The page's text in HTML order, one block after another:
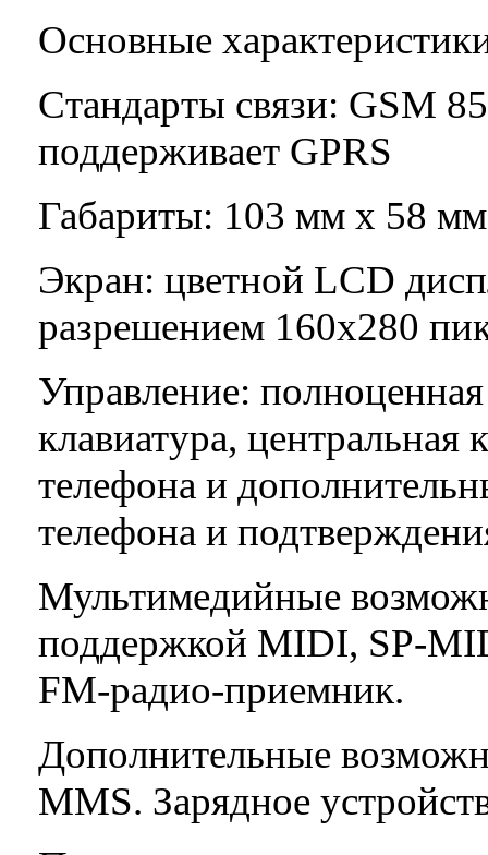
Основные
Стандарты связи: GSM
поддерживает GPRS
Габариты: 103 мм х 58
Экран: цветной LCD
разрешением 160х280
Управление:
клавиатура,
телефона и
телефона и
Мультимедийные
поддержкой MIDI, SP-
FM-радио-приемник.
Дополнительные
MMS. Зарядное